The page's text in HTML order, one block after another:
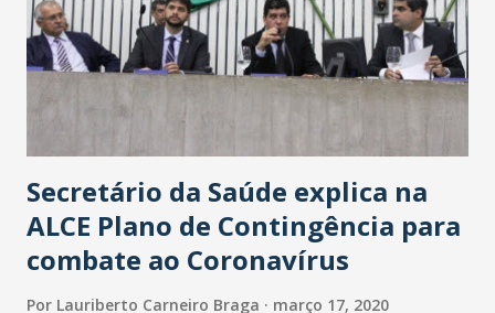
Secretário da Saúde explica na
ALCE Plano de Contingência para
combate ao Coronavírus
Por Lauriberto Carneiro Braga março 17, 2020